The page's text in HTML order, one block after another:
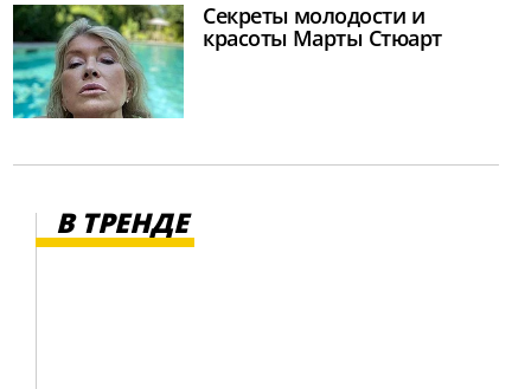
Секреты молодости и
красоты Марты Стюарт
В ТРЕНДЕ